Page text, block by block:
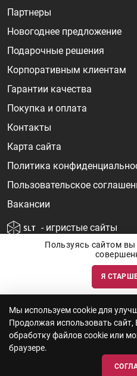
Партнеры
Новогоднее предложение
Подарочные решения
Корпоративным клиентам
Гарантии качества
Покупка и оплата
Контакты
Карта сайта
Политика
Пользовательское
Вакансии
- игристые сайты
Информация о ценах и наличии
характер и может быть не точной.
актуальности наличия товаров и
телефону+7 (812) 715 06-66с 11-22
ООО "Винум" ИНН 7814473915,
серия 78АА №0012735,
12.10.2023 действует по 11.10.2028
Пользуясь сайтом вы
Я
Мы используем cookie для
Продолжая использовать
обработку файлов cookie или
браузере.